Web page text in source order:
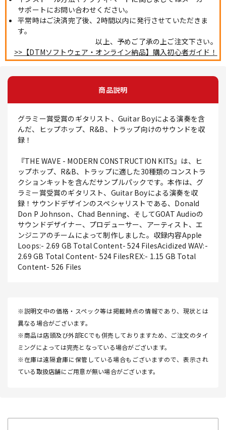
サポートにお問い合わせください。
平常時はご決済完了後、2時間以内に発行させていただきま
す。
以上、予めご了承の上ご注文下さい。
>>【DTMソフトウェア・オンライン納品】購入初心者ガイド！
商品説明
グラミー賞受賞のギタリスト、Guitar Boyによる演奏を含
んだ、ヒップホップ、R&B、トラップ向けのサウンドを収
録！
『THE WAVE - MODERN CONSTRUCTION KITS』は、ヒ
ップホップ、R&B、トラップに適した30種類のコンストラ
クションキットを含んだサンプルパックです。本作は、グ
ラミー賞受賞のギタリスト、Guitar Boyによる演奏を収
録！サウンドデザインのスペシャリストである、Donald
Don P Johnson、Chad Benning、そしてGOAT Audioの
サウンドデザイナー、プロデューサー、アーティスト、エ
ンジニアのチームによって制作しました。収録内容Apple
Loops:- 2.69 GB Total Content- 524 FilesAcidized WAV:-
2.69 GB Total Content- 524 FilesREX:- 1.15 GB Total
Content- 526 Files
※説明文中の価格・スペック等は掲載時点の情報であり、現状とは
異なる場合がございます。
※商品は店頭及び外部ECでも併売しておりますため、ご注文のタイ
ミングによっては完売となっている場合がございます。
※在庫は遠隔倉庫に保管している場合もございますので、表示され
ている取扱店舗にご用意が無い場合がございます。